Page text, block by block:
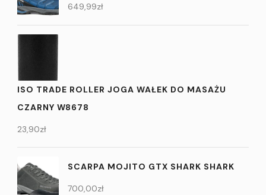
649,99zł
ISO TRADE ROLLER JOGA WAŁEK DO MASAŻU
CZARNY W8678
23,90zł
SCARPA MOJITO GTX SHARK SHARK
700,00zł